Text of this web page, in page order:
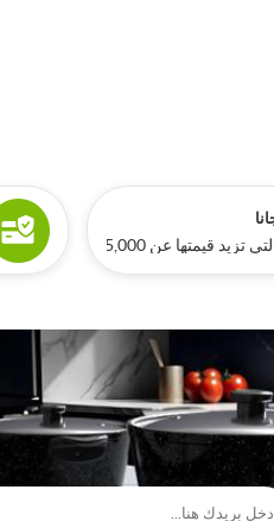
قيمتها عن 15,000 جنيه مصري